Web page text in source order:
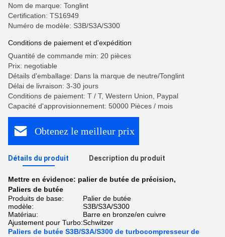
Nom de marque: Tonglint
Certification: TS16949
Numéro de modèle: S3B/S3A/S300
Conditions de paiement et d'expédition
Quantité de commande min: 20 pièces
Prix: negotiable
Détails d'emballage: Dans la marque de neutre/Tonglint
Délai de livraison: 3-30 jours
Conditions de paiement: T / T, Western Union, Paypal
Capacité d'approvisionnement: 50000 Pièces / mois
Obtenez le meilleur prix
Détails du produit Description du produit
Mettre en évidence: palier de butée de précision,
Paliers de butée
Produits de base:
Palier de butée
modèle:
S3B/S3A/S300
Matériau:
Barre en bronze/en cuivre
Ajustement pour Turbo:Schwitzer
Paliers de butée S3B/S3A/S300 de turbocompresseur de